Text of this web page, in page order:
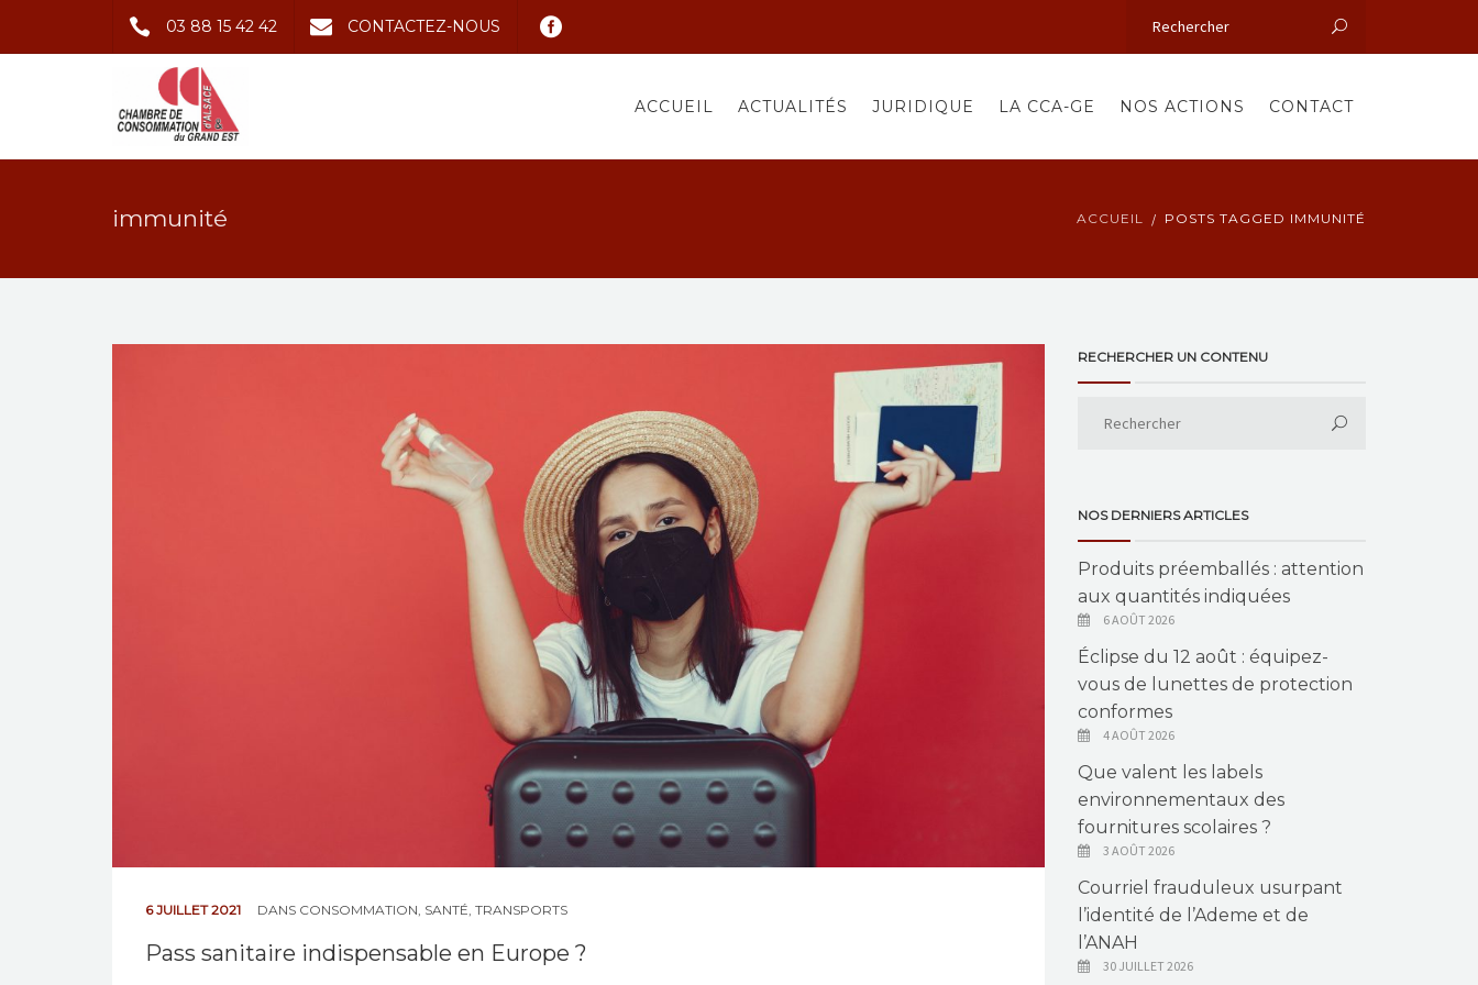
03 88 15 42 42 CONTACTEZ-NOUS
ACCUEIL ACTUALITÉS JURIDIQUE LA CCA-GE NOS ACTIONS CONTACT
immunité ACCUEIL POSTS TAGGED IMMUNITÉ
6 JUILLET 2021 DANS CONSOMMATION SANTÉ TRANSPORTS
Pass sanitaire indispensable en Europe ?
RECHERCHER UN CONTENU
NOS DERNIERS ARTICLES
Produits préemballés : attention
aux quantités indiquées
6 AOÛT 2026
Éclipse du 12 août : équipez-
vous de lunettes de protection
conformes
4 AOÛT 2026
Que valent les labels
environnementaux des
fournitures scolaires ?
3 AOÛT 2026
Courriel frauduleux usurpant
l’identité de l’Ademe et de
l’ANAH
30 JUILLET 2026